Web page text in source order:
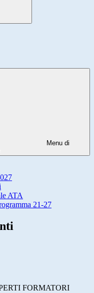
Menu di
ATA
21-27
FORMATORI